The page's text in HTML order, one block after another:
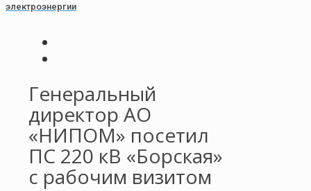
электроэнергии
Генеральный
директор АО
«НИПОМ» посетил
ПС 220 кВ «Борская»
с рабочим визитом